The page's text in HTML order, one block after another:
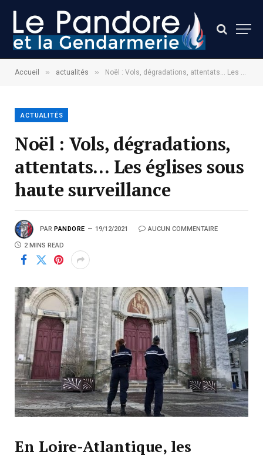
Accueil » actualités » Noël : Vols, dégradations, attentats… Les églises sous haute surveillance
ACTUALITÉS
Noël : Vols, dégradations,
attentats… Les églises sous
haute surveillance
PAR PANDORE 19/12/2021 AUCUN COMMENTAIRE
2 MINS READ
En Loire-Atlantique, les